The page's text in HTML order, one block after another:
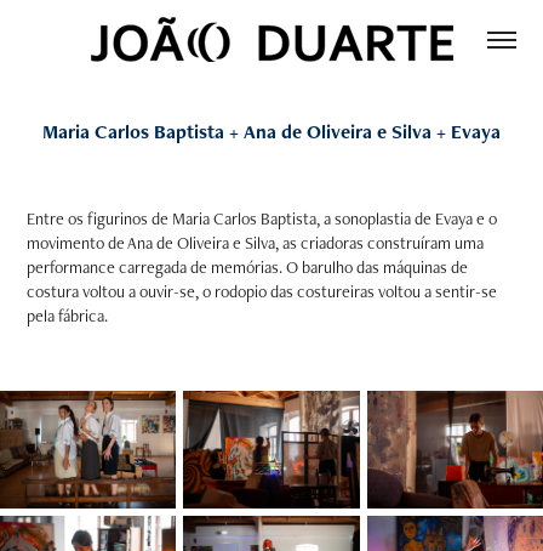
Maria Carlos Baptista + Ana de Oliveira e Silva + Evaya
Entre os figurinos de Maria Carlos Baptista, a sonoplastia de Evaya e o
movimento de Ana de Oliveira e Silva, as criadoras construíram uma
performance carregada de memórias. O barulho das máquinas de
costura voltou a ouvir-se, o rodopio das costureiras voltou a sentir-se
pela fábrica.